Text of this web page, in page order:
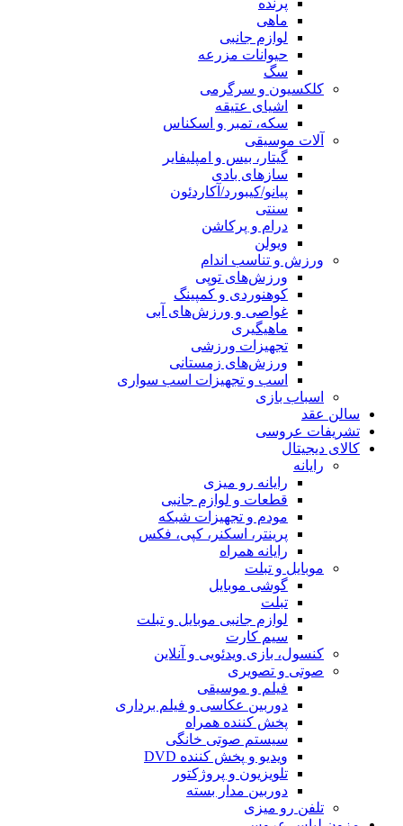
پرنده
ماهی
لوازم جانبی
حیوانات مزرعه
سگ
کلکسیون و سرگرمی
اشیای عتیقه
سکه، تمبر و اسکناس
آلات موسیقی
گیتار، بیس و امپلیفایر
سازهای بادی
پیانو/کیبورد/آکاردئون
سنتی
درام و پرکاشن
ویولن
ورزش و تناسب اندام
ورزش‌های توپی
کوهنوردی و کمپینگ
غواصی و ورزش‌های آبی
ماهیگیری
تجهیزات ورزشی
ورزش‌های زمستانی
اسب و تجهیزات اسب سواری
اسباب‌ بازی
سالن عقد
تشریفات عروسی
کالای دیجیتال
رایانه
رایانه رو میزی
قطعات و لوازم جانبی
مودم و تجهیزات شبکه
پرینتر، اسکنر، کپی، فکس
رایانه همراه
موبایل و تبلت
گوشی موبایل
تبلت
لوازم جانبی موبایل و تبلت
سیم کارت
کنسول، بازی‌ ویدئویی و آنلاین
صوتی و تصویری
فیلم و موسیقی
دوربین عکاسی و فیلم برداری
پخش کننده همراه
سیستم صوتی خانگی
ویدیو و پخش کننده DVD
تلویزیون و پروژکتور
دوربین مدار بسته
تلفن رو میزی